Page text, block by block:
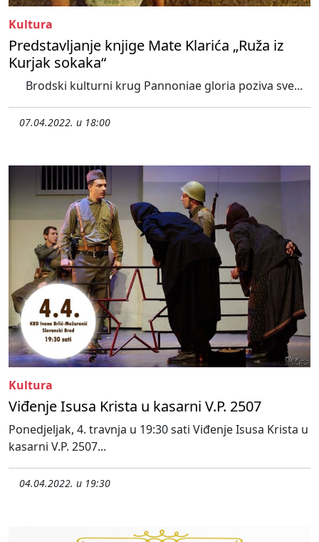
Kultura
Predstavljanje knjige Mate Klarića „Ruža iz
Kurjak sokaka“
Brodski kulturni krug Pannoniae gloria poziva sve...
07.04.2022. u 18:00
Kultura
Viđenje Isusa Krista u kasarni V.P. 2507
Ponedjeljak, 4. travnja u 19:30 sati Viđenje Isusa Krista u
kasarni V.P. 2507...
04.04.2022. u 19:30